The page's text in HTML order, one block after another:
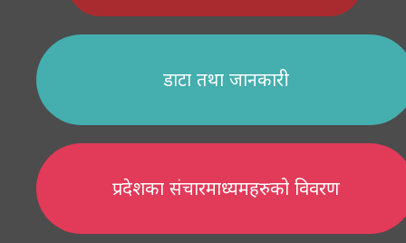
डाटा तथा जानकारी
प्रदेशका संचारमाध्यमहरुको विवरण